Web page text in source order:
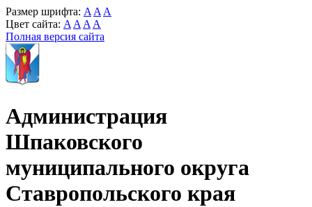
Размер шрифта: A A A
Цвет сайта: A A A A
Полная версия сайта
Администрация
Шпаковского
муниципального округа
Ставропольского края